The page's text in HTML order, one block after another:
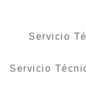
Servicio
Servicio